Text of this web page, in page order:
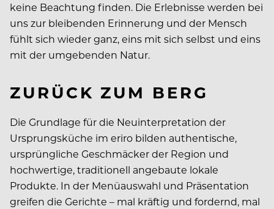
keine Beachtung finden. Die Erlebnisse werden bei
uns zur bleibenden Erinnerung und der Mensch
fühlt sich wieder ganz, eins mit sich selbst und eins
mit der umgebenden Natur.
ZURÜCK ZUM BERG
Die Grundlage für die Neuinterpretation der
Ursprungs­küche im eriro bilden authentische,
ursprüngliche Geschmäcker der Region und
hochwertige, traditionell angebaute lokale
Produkte. In der Menüauswahl und Präsentation
greifen die Gerichte – mal kräftig und fordernd, mal